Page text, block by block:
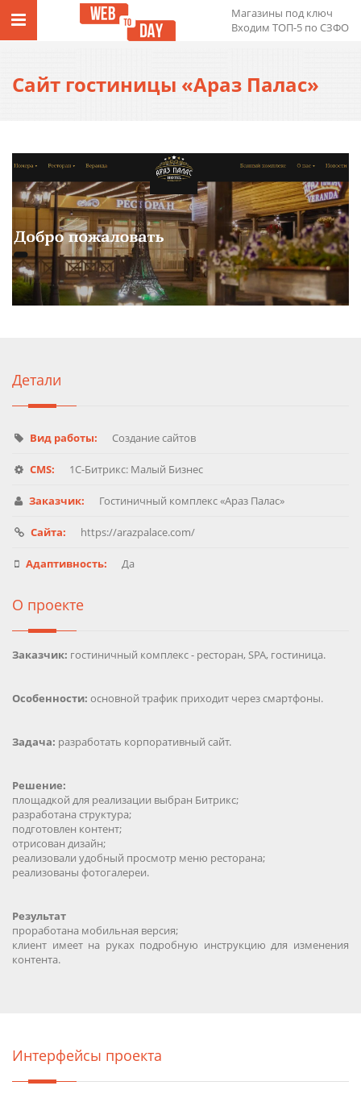
Магазины под ключ
Входим ТОП-5 по СЗФО
Сайт гостиницы «Араз Палас»
Детали
Вид работы: Создание сайтов
CMS: 1C-Битрикс: Малый Бизнес
Заказчик: Гостиничный комплекс «Араз Палас»
Сайта: https://arazpalace.com/
Адаптивность: Да
О проекте
Заказчик: гостиничный комплекс - ресторан, SPA, гостиница.
Особенности: основной трафик приходит через смартфоны.
Задача: разработать корпоративный сайт.
Решение:
площадкой для реализации выбран Битрикс;
разработана структура;
подготовлен контент;
отрисован дизайн;
реализовали удобный просмотр меню ресторана;
реализованы фотогалереи.
Результат
проработана мобильная версия;
клиент имеет на руках подробную инструкцию для изменения
контента.
Интерфейсы проекта